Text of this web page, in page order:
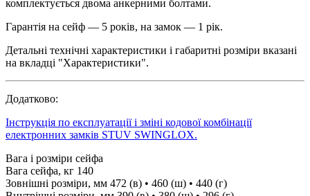
комплектується двома анкерними болтами.
Гарантія на сейф — 5 років, на замок — 1 рік.
Детальні технічні характеристики і габаритні розміри вказані
на вкладці "Характеристики".
Додатково:
Інструкція по експлуатації і зміні кодової комбінації
електронних замків STUV SWINGLOX.
Вага і розміри сейфа
Вага сейфа, кг 140
Зовнішні розміри, мм 472 (в) • 460 (ш) • 440 (г)